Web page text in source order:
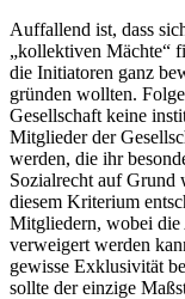
Auffallend ist, dass
„kollektiven Mächte“
die Initiatoren ganz
gründen wollten.
Gesellschaft keine
Mitglieder der
werden, die ihr
Sozialrecht auf Grund
diesem Kriterium
Mitgliedern, wobei die
verweigert werden
gewisse Exklusivität
sollte der einzige